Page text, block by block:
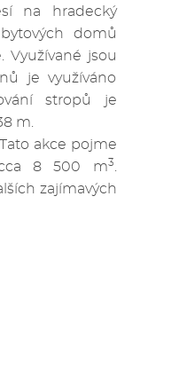
na hradecký
domů
Využívané jsou
je využíváno
stropů je
m.
akce pojme
8 500 m3
zajímavých